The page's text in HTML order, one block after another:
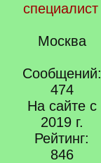
специалист
Москва
Сообщений:
474
На сайте с
2019 г.
Рейтинг:
846